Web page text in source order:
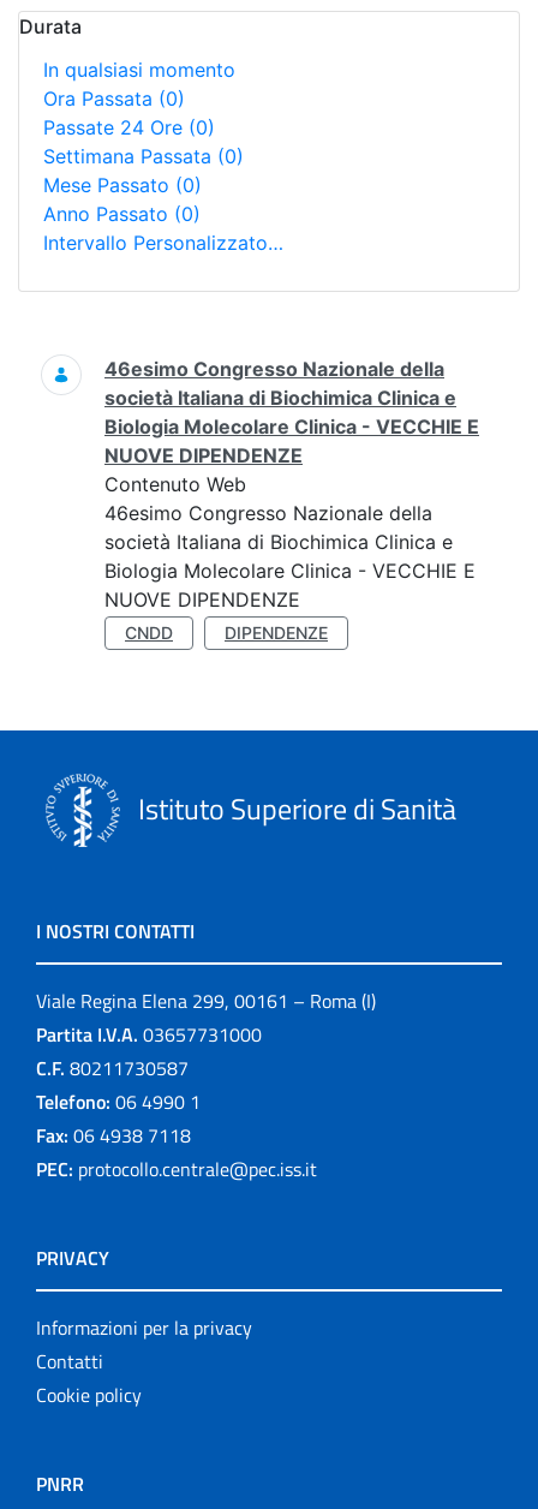
Durata
In qualsiasi momento
Ora Passata (0)
Passate 24 Ore (0)
Settimana Passata (0)
Mese Passato (0)
Anno Passato (0)
Intervallo Personalizzato…
Ricerca
46esimo Congresso Nazionale della
società Italiana di Biochimica Clinica e
Biologia Molecolare Clinica - VECCHIE E
NUOVE DIPENDENZE
Contenuto Web
46esimo Congresso Nazionale della
società Italiana di Biochimica Clinica e
Biologia Molecolare Clinica - VECCHIE E
NUOVE DIPENDENZE
CNDD DIPENDENZE
Istituto Superiore di Sanità
I NOSTRI CONTATTI
Viale Regina Elena 299, 00161 – Roma (I)
Partita I.V.A. 03657731000
C.F. 80211730587
Telefono: 06 4990 1
Fax: 06 4938 7118
PEC: protocollo.centrale@pec.iss.it
PRIVACY
Informazioni per la privacy
Contatti
Cookie policy
PNRR